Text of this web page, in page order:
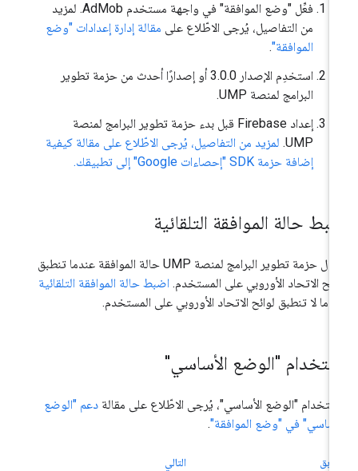
فعِّل "وضع الموافقة" في واجهة مستخدم AdMob. لمزيد
من التفاصيل، يُرجى الاطّلاع علىمقالة إدارة إعدادات "وضع
الموافقة".
استخدِم الإصدار 3.0.0 أو إصدارًا أحدث من حزمة تطوير
البرامج لمنصة UMP.
إعداد Firebase قبل بدء حزمة تطوير البرامج لمنصة
UMP. لمزيد من التفاصيل، يُرجى الاطّلاع على مقالة كيفية
إضافة حزمة SDK "إحصاءات Google" إلى تطبيقك.
حالة الموافقة التلقائية
تعدِّل حزمة تطوير البرامج لمنصة UMP حالة الموافقة عندما تنطبق
الاتحاد الأوروبي على المستخدم.اضبط حالة الموافقة التلقائية
لا تنطبق لوائح الاتحاد الأوروبي على المستخدم.
"الوضع الأساسي"
"الوضع الأساسي"، يُرجى الاطّلاع على مقالةدعم "الوضع
في "وضع الموافقة".
التالي